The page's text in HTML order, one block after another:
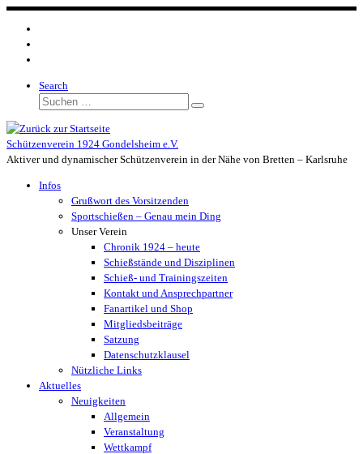
Zum
Inhalt
springen
Search
Suche
Suchen …
Schützenverein 1924 Gondelsheim e.V.
Aktiver und dynamischer Schützenverein in der Nähe von Bretten – Karlsruhe
Infos
Grußwort des Vorsitzenden
Sportschießen – Genau mein Ding
Unser Verein
Chronik 1924 – heute
Schießstände und Disziplinen
Schieß- und Trainingszeiten
Kontakt und Ansprechpartner
Fanartikel und Shop
Mitgliedsbeiträge
Satzung
Datenschutzklausel
Nützliche Links
Aktuelles
Neuigkeiten
Allgemein
Veranstaltung
Wettkampf